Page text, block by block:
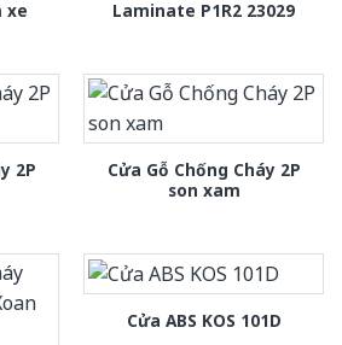
xe
Laminate P1R2 23029
2P
Cửa Gỗ Chống Cháy 2P
son xam
Cửa ABS KOS 101D